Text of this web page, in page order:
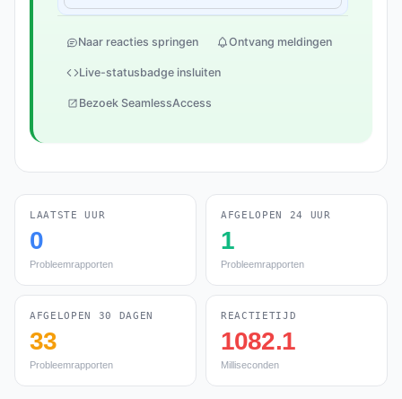
Naar reacties springen Ontvang meldingen
Live-statusbadge insluiten
Bezoek SeamlessAccess
LAATSTE UUR
0
Probleemrapporten
AFGELOPEN 24 UUR
1
Probleemrapporten
AFGELOPEN 30 DAGEN
33
Probleemrapporten
REACTIETIJD
1082.1
Milliseconden